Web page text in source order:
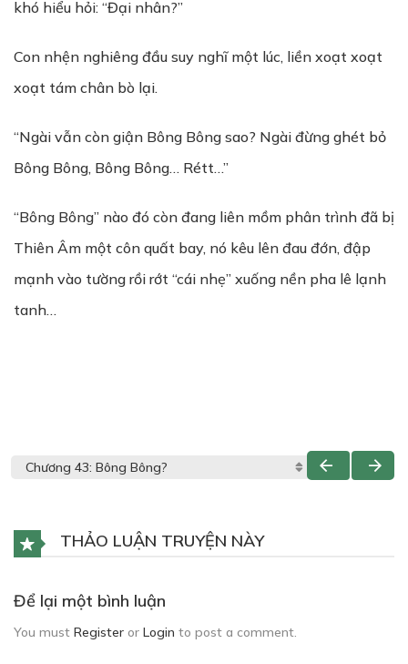
khó hiểu hỏi: “Đại nhân?”
Con nhện nghiêng đầu suy nghĩ một lúc, liền xoạt xoạt
xoạt tám chân bò lại.
“Ngài vẫn còn giận Bông Bông sao? Ngài đừng ghét bỏ
Bông Bông, Bông Bông… Rétt…”
“Bông Bông” nào đó còn đang liên mồm phân trình đã bị
Thiên Âm một côn quất bay, nó kêu lên đau đớn, đập
mạnh vào tường rồi rớt “cái nhẹ” xuống nền pha lê lạnh
tanh…
THẢO LUẬN TRUYỆN NÀY
Để lại một bình luận
You must Register or Login to post a comment.